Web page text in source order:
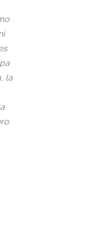
la